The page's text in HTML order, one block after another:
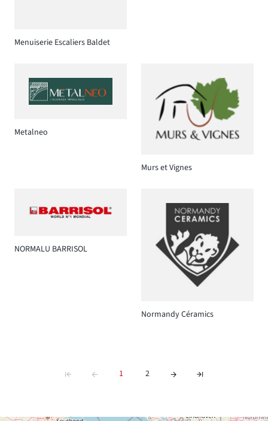
Menuiserie Escaliers Baldet
Metalneo
Murs et Vignes
NORMALU BARRISOL
Normandy Céramics
1 2